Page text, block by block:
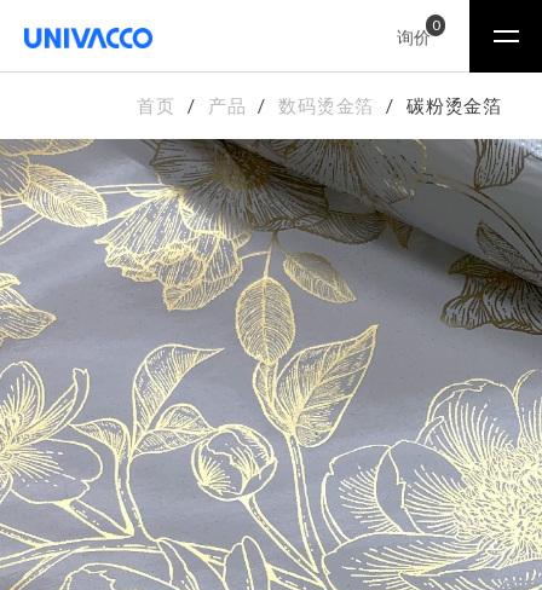
询价
0
首页 产品 数码烫金箔 碳粉烫金箔